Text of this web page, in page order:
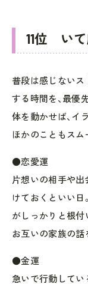
11位 い
普段は感じないス
する時間を、最優
体を動かせば、イ
ほかのこともスム
●恋愛運
片想いの相手や出
けておくといい日
がしっかりと根付
お互いの家族の話
●金運
急いで行動してい